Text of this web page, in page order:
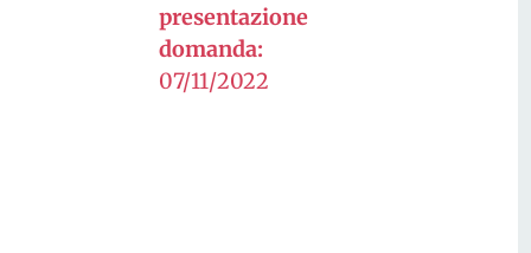
presentazione
domanda:
07/11/2022